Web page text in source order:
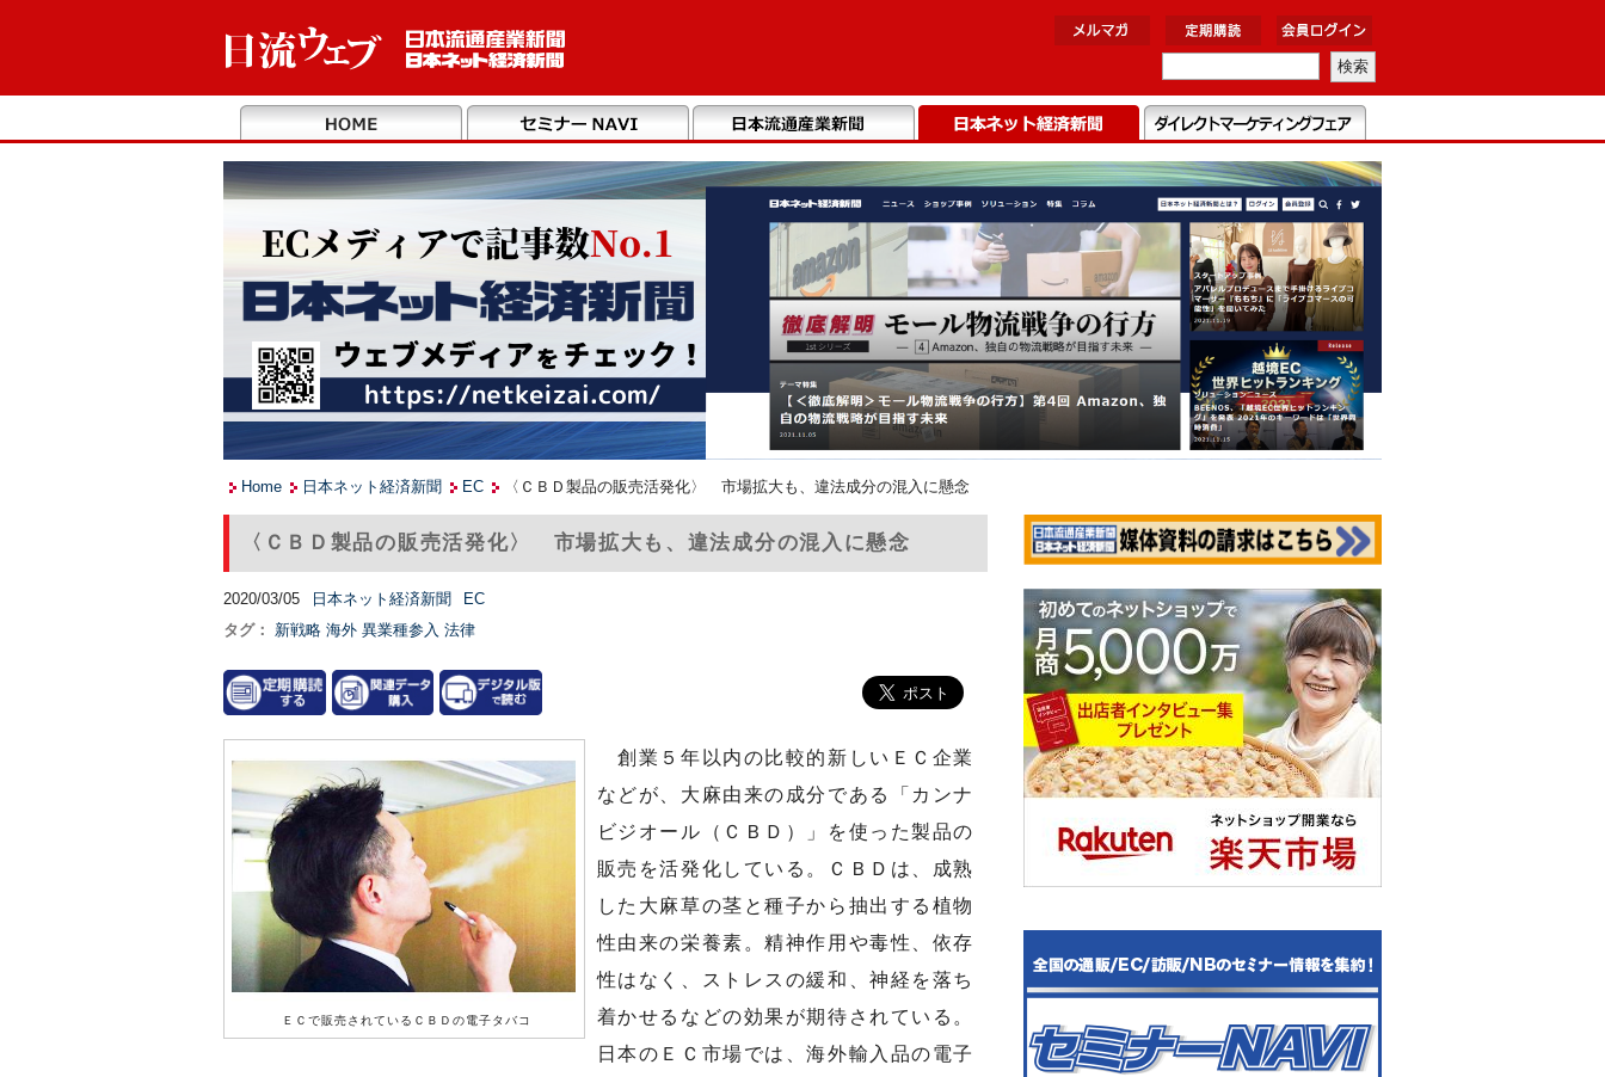
Home 日本ネット経済新聞 EC 〈ＣＢＤ製品の販売活発化〉 市場拡大も、違法成分の混入に懸念
〈ＣＢＤ製品の販売活発化〉 市場拡大も、違法成分の混入に懸念
2020/03/05 日本ネット経済新聞
EC
タグ：
新戦略 海外 異業種参入 法律
ＥＣで販売されているＣＢＤの電子タバコ
創業５年以内の比較的新しいＥＣ企業
などが、大麻由来の成分である「カンナ
ビジオール（ＣＢＤ）」を使った製品の
販売を活発化している。ＣＢＤは、成熟
した大麻草の茎と種子から抽出する植物
性由来の栄養素。精神作用や毒性、依存
性はなく、ストレスの緩和、神経を落ち
着かせるなどの効果が期待されている。
日本のＥＣ市場では、海外輸入品の電子